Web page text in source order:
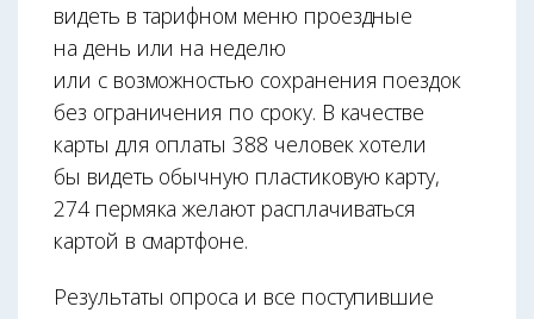
видеть в тарифном меню проездные
на день или на неделю
или с возможностью сохранения поездок
без ограничения по сроку. В качестве
карты для оплаты 388 человек хотели
бы видеть обычную пластиковую карту,
274 пермяка желают расплачиваться
картой в смартфоне.
Результаты опроса и все поступившие